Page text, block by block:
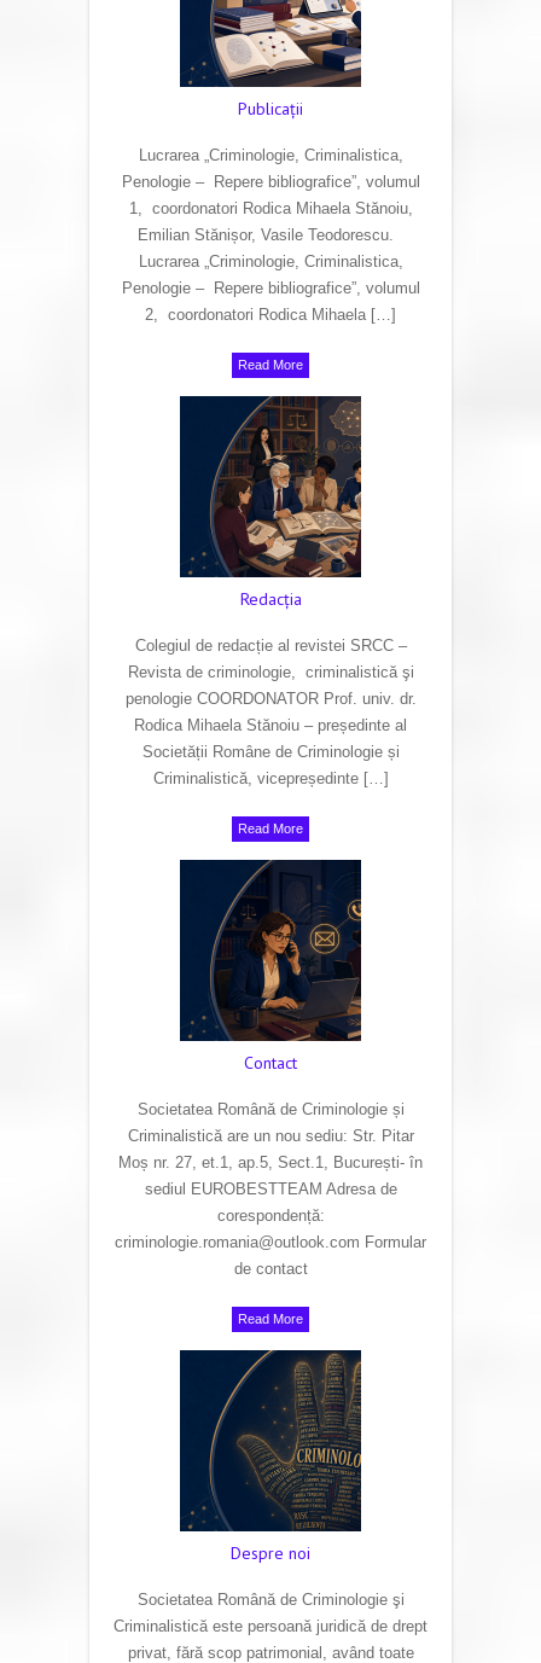
Publicaţii
Lucrarea „Criminologie, Criminalistica,
Penologie – Repere bibliografice”, volumul
1, coordonatori Rodica Mihaela Stănoiu,
Emilian Stănișor, Vasile Teodorescu.
Lucrarea „Criminologie, Criminalistica,
Penologie – Repere bibliografice”, volumul
2, coordonatori Rodica Mihaela […]
Read More
Redacţia
Colegiul de redacție al revistei SRCC –
Revista de criminologie, criminalistică şi
penologie COORDONATOR Prof. univ. dr.
Rodica Mihaela Stănoiu – președinte al
Societății Române de Criminologie și
Criminalistică, vicepreședinte […]
Read More
Contact
Societatea Română de Criminologie și
Criminalistică are un nou sediu: Str. Pitar
Moș nr. 27, et.1, ap.5, Sect.1, București- în
sediul EUROBESTTEAM Adresa de
corespondență:
criminologie.romania@outlook.com Formular
de contact
Read More
Despre noi
Societatea Română de Criminologie şi
Criminalistică este persoană juridică de drept
privat, fără scop patrimonial, având toate